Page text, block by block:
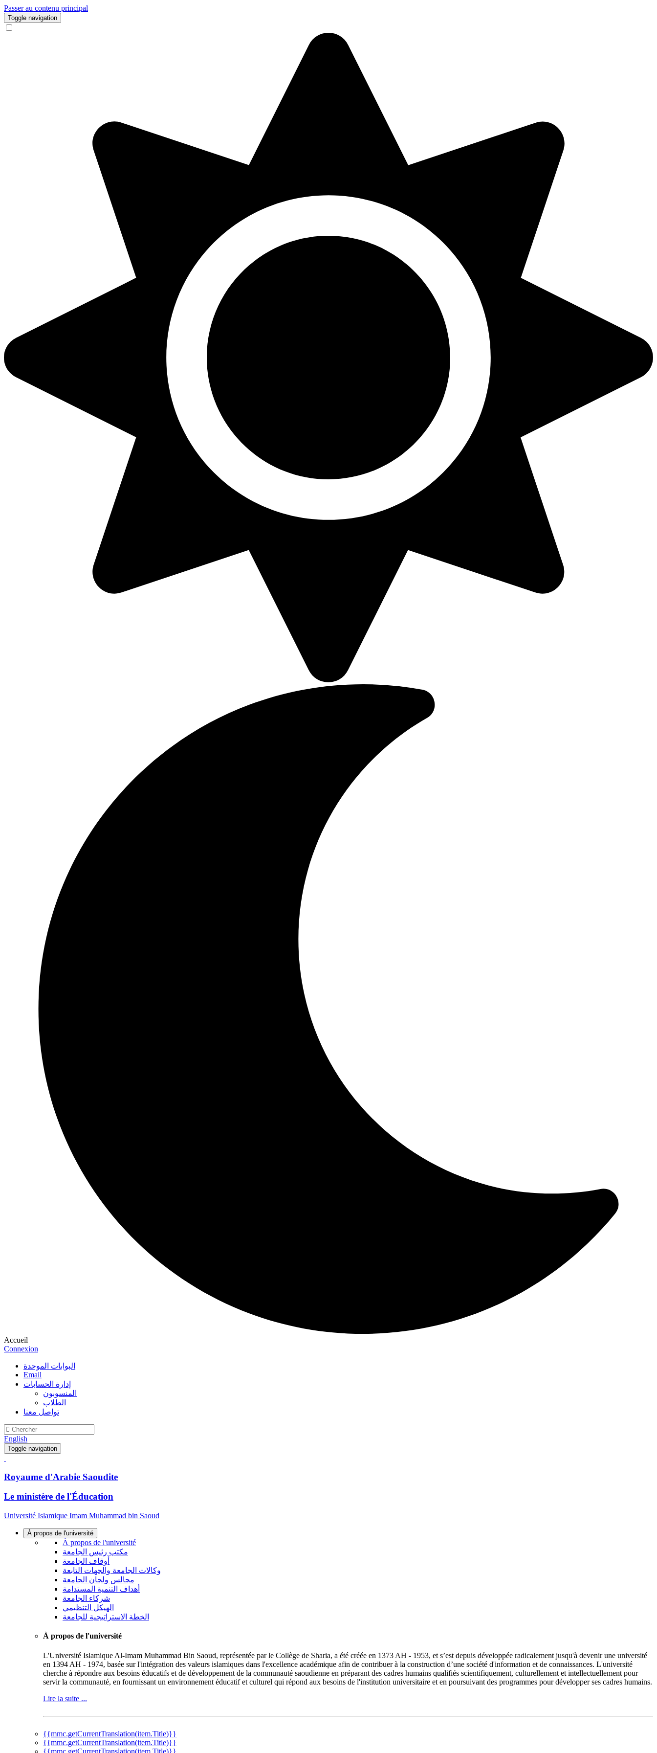
Passer au contenu principal
Toggle navigation
Accueil
Connexion
البوابات الموحدة
Email
إدارة الحسابات
المنسوبون
الطلاب
تواصل معنا
English
Toggle navigation
Royaume d'Arabie Saoudite
Le ministère de l'Éducation
Université Islamique Imam Muhammad bin Saoud
À propos de l'université
À propos de l'université
مكتب رئيس الجامعة
أوقاف الجامعة
وكالات الجامعة والجهات التابعة
مجالس ولجان الجامعة
أهداف التنمية المستدامة
شركاء الجامعة
الهيكل التنظيمي
الخطة الاستراتيجية للجامعة
À propos de l'université
L'Université Islamique Al-Imam Muhammad Bin Saoud, représentée par le Collège de Sharia, a été créée en 1373 AH - 1953, et s’est depuis développée radicalement jusqu'à devenir une université
en 1394 AH - 1974, basée sur l'intégration des valeurs islamiques dans l'excellence académique afin de contribuer à la construction d’une société d'information et de connaissances. L'université
cherche à répondre aux besoins éducatifs et de développement de la communauté saoudienne en préparant des cadres humains qualifiés scientifiquement, culturellement et intellectuellement pour
servir la communauté, en fournissant un environnement éducatif et culturel qui répond aux besoins de l'institution universitaire et en poursuivant des programmes pour développer ses cadres humains.
Lire la suite ...
{{mmc.getCurrentTranslation(item.Title)}}
{{mmc.getCurrentTranslation(item.Title)}}
{{mmc.getCurrentTranslation(item.Title)}}